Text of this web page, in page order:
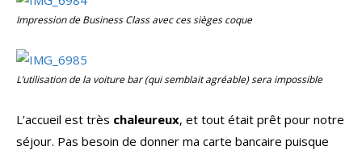
Impression deBusiness Classavec ces sièges coque
L’utilisation de la voiture bar (qui semblait agréable) sera impossible
L’accueil est très chaleureux, et tout était prêt pour notre
séjour. Pas besoin de donner ma carte bancaire puisque